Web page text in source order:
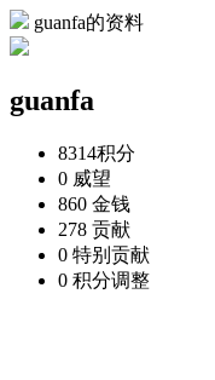
guanfa的资料
guanfa
8314积分
0 威望
860 金钱
278 贡献
0 特别贡献
0 积分调整